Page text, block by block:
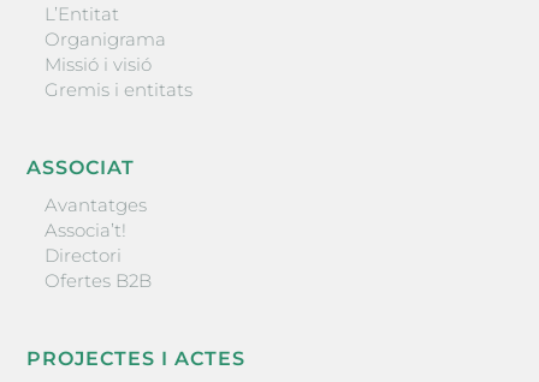
L’Entitat
Organigrama
Missió i visió
Gremis i entitats
ASSOCIAT
Avantatges
Associa’t!
Directori
Ofertes B2B
PROJECTES I ACTES